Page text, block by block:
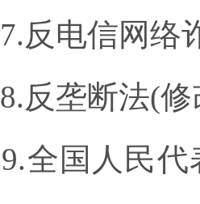
7.反电信网络
8.反垄断法(
9.全国人民